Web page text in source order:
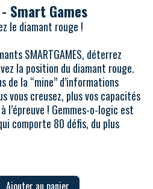
Smart Games
le diamant rouge !
SMARTGAMES, déterrez
la position du diamant rouge.
de la “mine” d’informations
vous creusez, plus vos capacités
l’épreuve ! Gemmes-o-logic est
comporte 80 défis, du plus